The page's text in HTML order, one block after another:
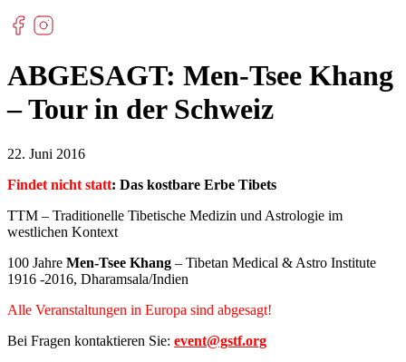
ABGESAGT: Men-Tsee Khang
– Tour in der Schweiz
22. Juni 2016
Findet nicht statt: Das kostbare Erbe Tibets
TTM – Traditionelle Tibetische Medizin und Astrologie im
westlichen Kontext
100 Jahre Men-Tsee Khang – Tibetan Medical & Astro Institute
1916 -2016, Dharamsala/Indien
Alle Veranstaltungen in Europa sind abgesagt!
Bei Fragen kontaktieren Sie: event@gstf.org